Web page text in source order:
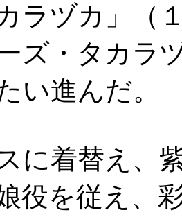
ラヅカ」（
ズ・タカラ
い進んだ。
に着替え、
役を従え、